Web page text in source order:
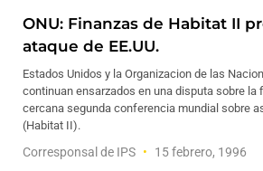
ONU: Finanzas de Habitat II
ataque de EE.UU.
Estados Unidos y la Organizacion de las
continuan ensarzados en una disputa sobre la
cercana segunda conferencia mundial sobre
(Habitat II).
Corresponsal de IPS 15 febrero, 1996